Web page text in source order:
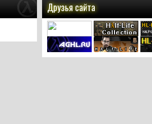
Друзья сайта